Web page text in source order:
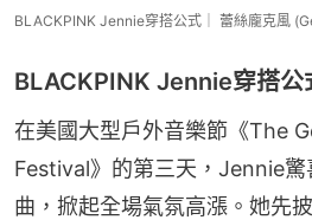
BLACKPINK Jennie穿搭公式｜ 蕾絲龐克風
BLACKPINK Jennie穿搭公
在美國大型戶外音樂節《The
Festival》的第三天，Jennie
曲，掀起全場氣氛高漲。她先